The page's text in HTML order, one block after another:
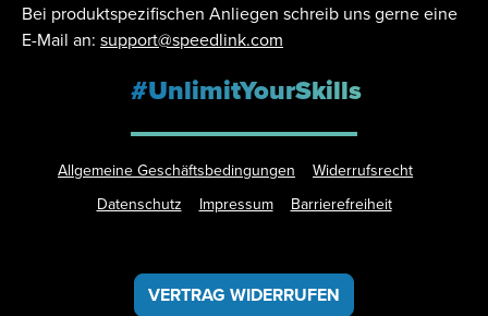
Bei produktspezifischen Anliegen schreib uns gerne eine
E-Mail an: support@speedlink.com
#UnlimitYourSkills
Allgemeine Geschäftsbedingungen
Widerrufsrecht
Datenschutz
Impressum Barrierefreiheit
VERTRAG WIDERRUFEN